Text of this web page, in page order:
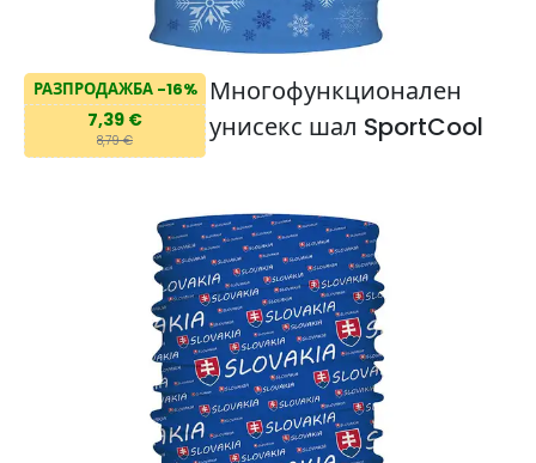
РАЗПРОДАЖБА -16%
7,39 €
8,79 €
Многофункционален
унисекс шал SportCool